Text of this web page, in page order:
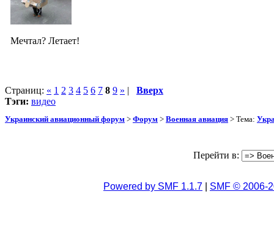
Мечтал? Летает!
Страниц: « 1 2 3 4 5 6 7 8 9 » | Вверх
Тэги: видео
Украинский авиационный форум > Форум > Военная авиация > Тема:
Перейти в:
Powered by SMF 1.1.7 SMF © 2006-